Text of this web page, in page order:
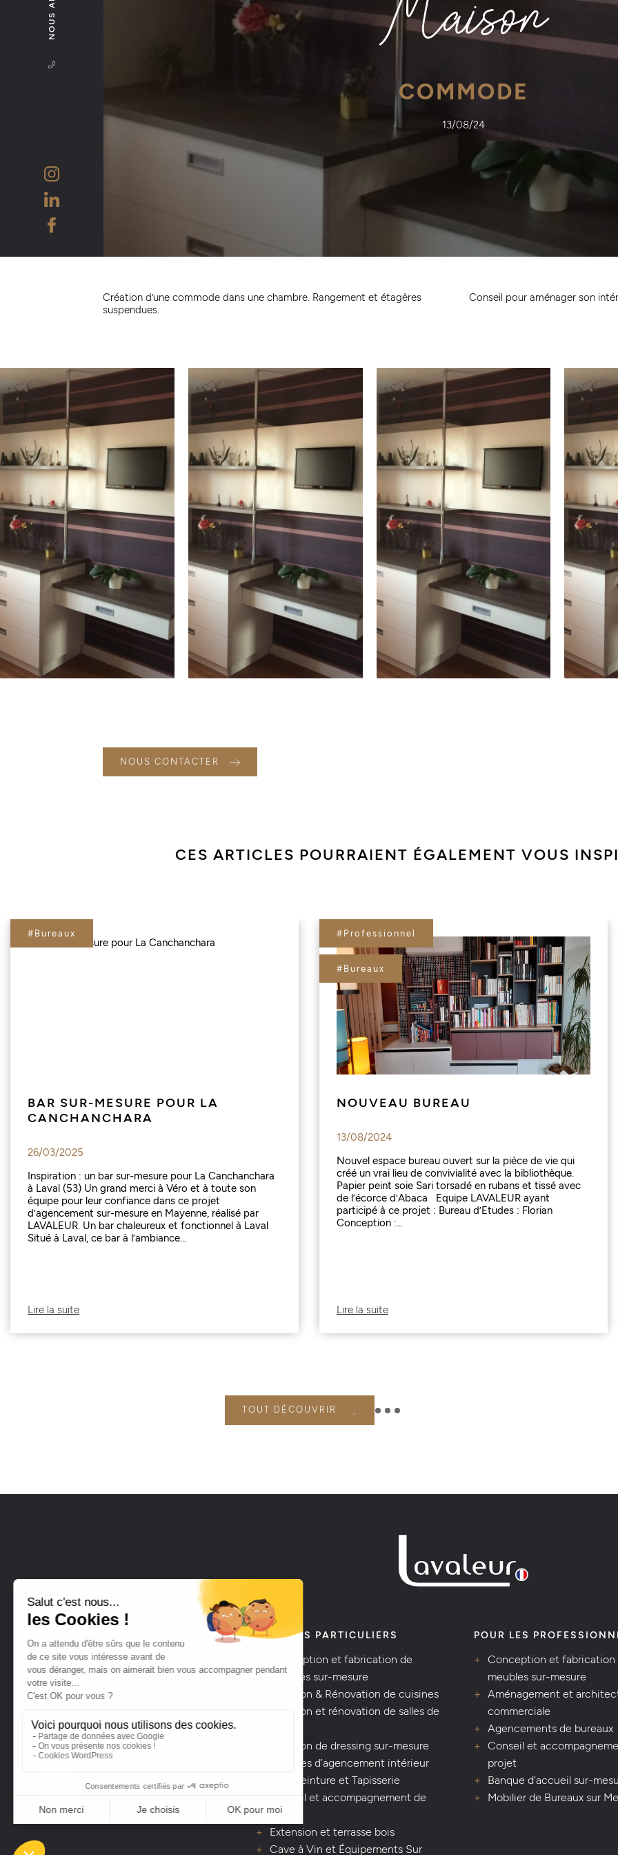
COMMODE
13/08/24
Création d’une commode dans une chambre. Rangement et étagères
suspendues.
Conseil pour aménager son
NOUS CONTACTER
CES ARTICLES POURRAIENT ÉGALEMENT VOUS
#Bureaux
BAR SUR-MESURE POUR LA
CANCHANCHARA
26/03/2025
Inspiration : un bar sur-mesure pour La Canchanchara
à Laval (53) Un grand merci à Véro et à toute son
équipe pour leur confiance dans ce projet
d’agencement sur-mesure en Mayenne, réalisé par
LAVALEUR. Un bar chaleureux et fonctionnel à Laval
Situé à Laval, ce bar à l’ambiance...
Lire la suite
#Professionnel
#Bureaux
NOUVEAU BUREAU
13/08/2024
Nouvel espace bureau ouvert sur la pièce de vie qui
créé un vrai lieu de convivialité avec la bibliothèque.
Papier peint soie Sari torsadé en rubans et tissé avec
de l’écorce d’Abaca Equipe LAVALEUR ayant
participé à ce projet : Bureau d’Etudes : Florian
Conception :...
Lire la suite
TOUT DÉCOUVRIR
Bellevue
53250 Le Ham
POUR LES PARTICULIERS
Conception et fabrication de
meubles sur-mesure
Création & Rénovation de cuisines
Création et rénovation de salles de
Création de dressing sur-mesure
Services d’agencement intérieur
Sols, Peinture et Tapisserie
Conseil et accompagnement de
projet
Extension et terrasse bois
Cave à Vin et Équipements Sur
POUR LES
Conception et fabrication
meubles sur-mesure
Aménagement et
commerciale
Agencements de bureaux
Conseil et
projet
Banque d’accueil sur-
Mobilier de Bureaux sur